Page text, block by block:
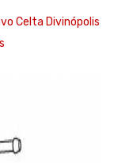
Celta Divinópolis